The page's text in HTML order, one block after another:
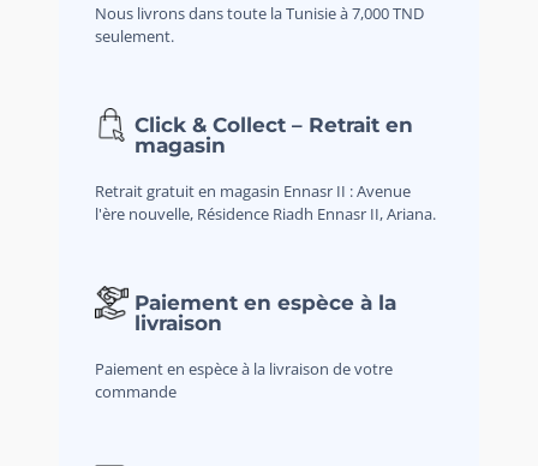
Nous livrons dans toute la Tunisie à 7,000 TND
seulement.
Click & Collect – Retrait en
magasin
Retrait gratuit en magasin Ennasr II : Avenue
l'ère nouvelle, Résidence Riadh Ennasr II, Ariana.
Paiement en espèce à la
livraison
Paiement en espèce à la livraison de votre
commande